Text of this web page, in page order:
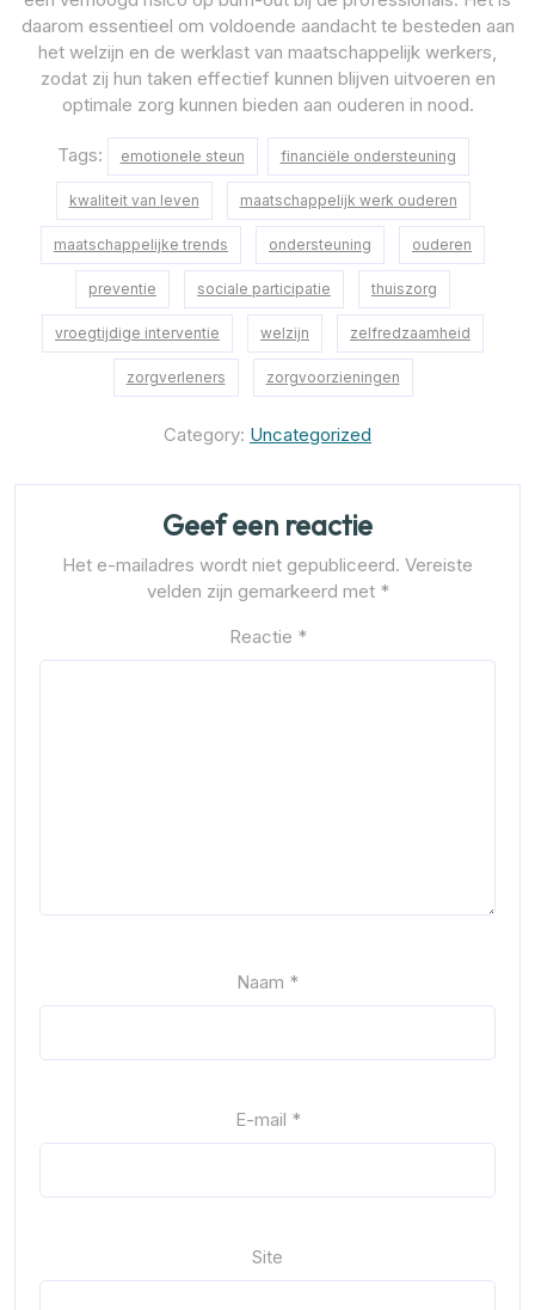
daarom essentieel om voldoende aandacht te besteden aan
het welzijn en de werklast van maatschappelijk werkers,
zodat zij hun taken effectief kunnen blijven uitvoeren en
optimale zorg kunnen bieden aan ouderen in nood.
Tags: emotionele steun financiële ondersteuning
kwaliteit van leven maatschappelijk werk ouderen
maatschappelijke trends ondersteuning ouderen
preventie sociale participatie thuiszorg
vroegtijdige interventie welzijn zelfredzaamheid
zorgverleners zorgvoorzieningen
Category: Uncategorized
Geef een reactie
Het e-mailadres wordt niet gepubliceerd. Vereiste
velden zijn gemarkeerd met *
Reactie *
Naam *
E-mail *
Site